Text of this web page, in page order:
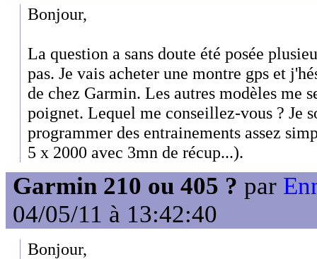
Bonjour,
La question a sans doute été posée
pas. Je vais acheter une montre gps et
de chez Garmin. Les autres modèles me
poignet. Lequel me conseillez-vous ? Je
programmer des entrainements assez
5 x 2000 avec 3mn de récup...).
Garmin 210 ou 405 ? par
04/05/11 à 13:42:40
Bonjour,